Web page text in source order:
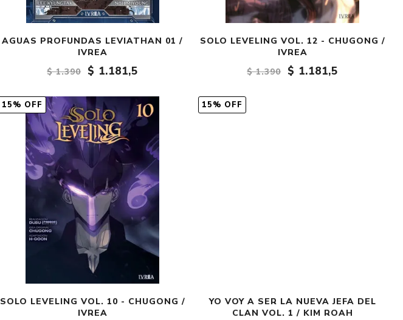
AGUAS PROFUNDAS LEVIATHAN 01 /
IVREA
$ 1.390
$ 1.181,5
SOLO LEVELING VOL. 12 - CHUGONG /
IVREA
$ 1.390
$ 1.181,5
15% OFF
SOLO LEVELING VOL. 10 - CHUGONG /
IVREA
15% OFF
YO VOY A SER LA NUEVA JEFA DEL
CLAN VOL. 1 / KIM ROAH